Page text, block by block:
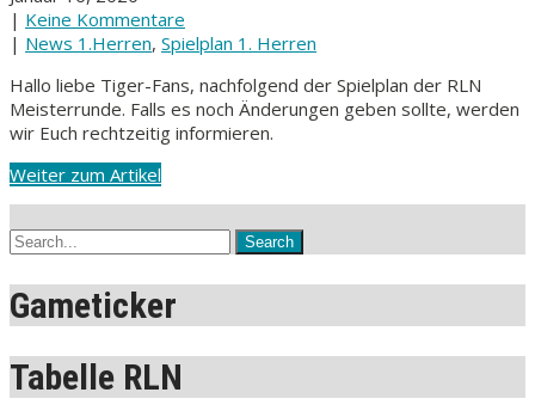
| Keine Kommentare
| News 1.Herren, Spielplan 1. Herren
Hallo liebe Tiger-Fans, nachfolgend der Spielplan der RLN
Meisterrunde. Falls es noch Änderungen geben sollte, werden
wir Euch rechtzeitig informieren.
Weiter zum Artikel
Gameticker
Tabelle RLN